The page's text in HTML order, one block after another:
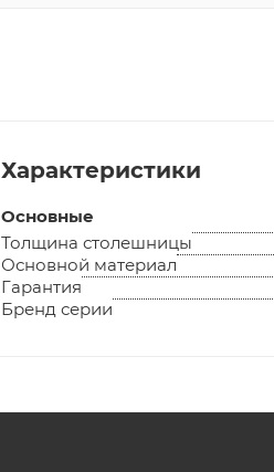
Характеристики
Основные
Толщина столешницы
Основной материал
Гарантия
Бренд серии